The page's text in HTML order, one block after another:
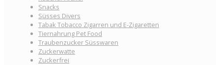
Snacks
Süsses Divers
Tabak Tobacco Zigarren und E-Zigaretten
Tiernahrung Pet Food
Traubenzucker Süsswaren
Zuckerwatte
Zuckerfrei